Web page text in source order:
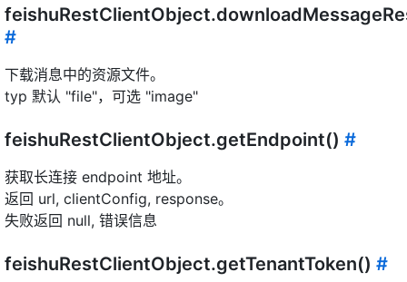
#
下载消息中的资源文件。
typ 默认 "file"，可选 "image"
feishuRestClientObject.getEndpoint() #
获取长连接 endpoint 地址。
返回 url, clientConfig, response。
失败返回 null, 错误信息
feishuRestClientObject.getTenantToken() #